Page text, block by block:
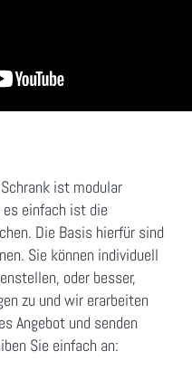
ist modular
einfach ist die
Die Basis hierfür sind
Sie können individuell
oder besser,
zu und wir erarbeiten
Angebot und senden
Sie einfach an: